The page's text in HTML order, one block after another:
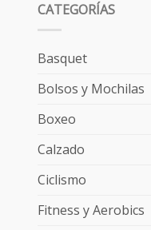
CATEGORÍAS
Basquet
Bolsos y Mochilas
Boxeo
Calzado
Ciclismo
Fitness y Aerobics